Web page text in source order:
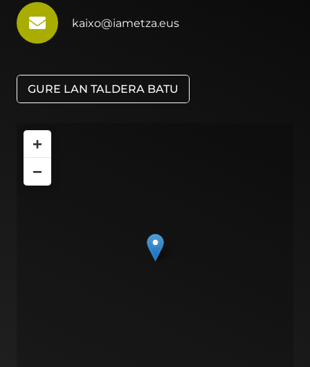
kaixo@iametza.eus
GURE LAN TALDERA BATU
+
−